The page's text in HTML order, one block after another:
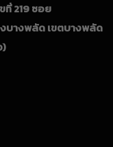
ที่ 219 ซอย
บางพลัด เขตบางพลัด
)